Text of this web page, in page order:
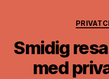
Smidig
med